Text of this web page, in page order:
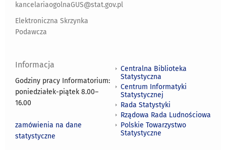
kancelariaogolnaGUS@stat.gov.pl
Elektroniczna Skrzynka
Podawcza
Informacja
Godziny pracy Informatorium:
poniedziałek-piątek 8.00–
16.00
zamówienia na dane
statystyczne
Centralna Biblioteka
Statystyczna
Centrum Informatyki
Statystycznej
Rada Statystyki
Rządowa Rada Ludnościowa
Polskie Towarzystwo
Statystyczne